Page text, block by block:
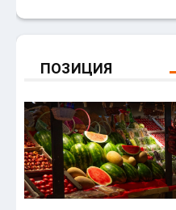
ПОЗИЦИЯ